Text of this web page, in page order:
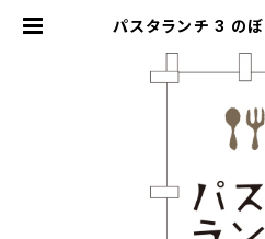
パスタランチ 3 の